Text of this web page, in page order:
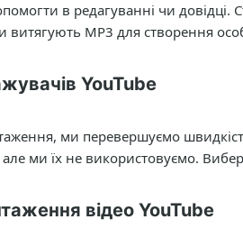
в редагуванні чи
витягують MP3 для створення
YouTube
ми перевершуємо
ми їх не використовуємо.
відео YouTube